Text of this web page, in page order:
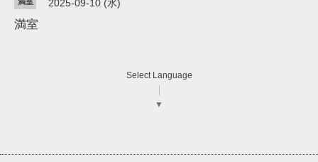
満室 2025-09-10 (水)
満室
Select Language
▼